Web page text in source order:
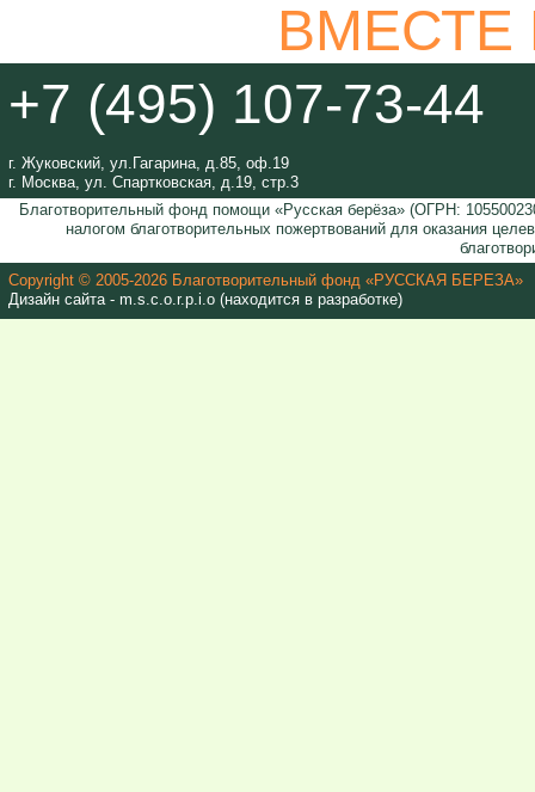
+7 (495) 107-73-44
г. Жуковский, ул.Гагарина, д.85, оф.19
г. Москва, ул. Спартковская, д.19, стр.3
Благотворительный фонд помощи «Русская берёза» (ОГРН:
налогом благотворительных пожертвований для оказания
Copyright © 2005-2026 Благотворительный фонд «РУССКАЯ БЕРЕЗА»
Дизайн сайта - m.s.c.o.r.p.i.o (находится в разработке)